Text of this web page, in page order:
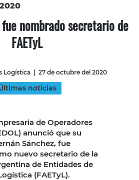
nombrado secretario de
FAETyL
Logística | 27 de octubre del 2020
noticias
de Operadores
anunció que su
Sánchez, fue
nuevo secretario de la
de Entidades de
(FAETyL).